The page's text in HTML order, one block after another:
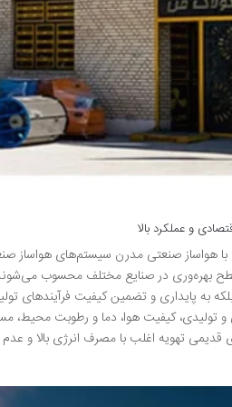
و عملکرد بالا
هواساز صنعتی مدرن سیستم‌های هواساز
سطح بهره‌وری در صنایع مختلف محسوب
به پایداری و تضمین کیفیت فرآیندهای
تولیدی، کیفیت هوا، دما و رطوبت محیط،
تهویه اغلب با مصرف انرژی بالا و عدم